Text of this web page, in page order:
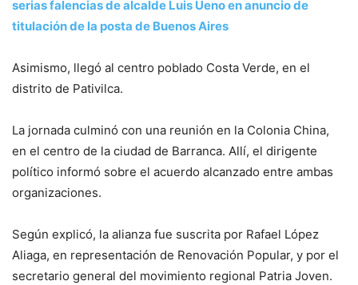
serias falencias de alcalde Luis Ueno en anuncio de
titulación de la posta de Buenos Aires
Asimismo, llegó al centro poblado Costa Verde, en el
distrito de Pativilca.
La jornada culminó con una reunión en la Colonia China,
en el centro de la ciudad de Barranca. Allí, el dirigente
político informó sobre el acuerdo alcanzado entre ambas
organizaciones.
Según explicó, la alianza fue suscrita por Rafael López
Aliaga, en representación de Renovación Popular, y por el
secretario general del movimiento regional Patria Joven.